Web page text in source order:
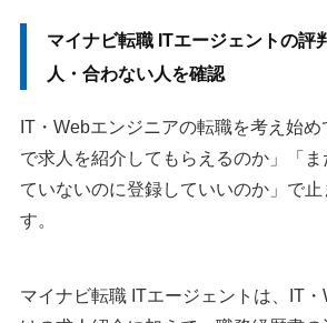
マイナビ転職 ITエージェントの評
人・合わない人を確認
IT・Webエンジニアの転職を考え始
で求人を紹介してもらえるのか」「
ていないのに登録していいのか」で
す。
マイナビ転職 ITエージェントは、IT